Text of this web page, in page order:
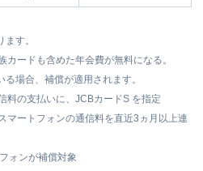
す。
ードも含めた年会費が無料になる。
場合、補償が適用されます。
の支払いに、JCBカードS を指定
ートフォンの通信料を直近3ヵ月以上連
ォンが補償対象